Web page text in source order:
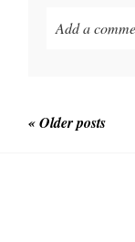
Add a
« Older posts